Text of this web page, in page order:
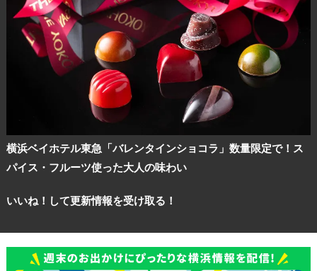
横浜ベイホテル東急「バレンタインショコラ」数量限定で！ス
パイス・フルーツ使った大人の味わい
いいね！して更新情報を受け取る！